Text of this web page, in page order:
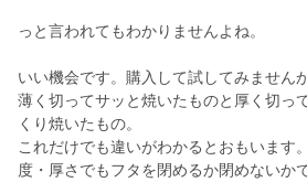
っと言われてもわかりませんよね。
いい機会です。購入して試してみません
薄く切ってサッと焼いたものと厚く切っ
くり焼いたもの。
これだけでも違いがわかるとおもいます
度・厚さでもフタを閉めるか閉めないか